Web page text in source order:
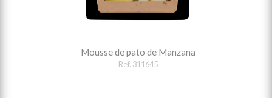
Mousse de pato de Manzana
Ref. 311645